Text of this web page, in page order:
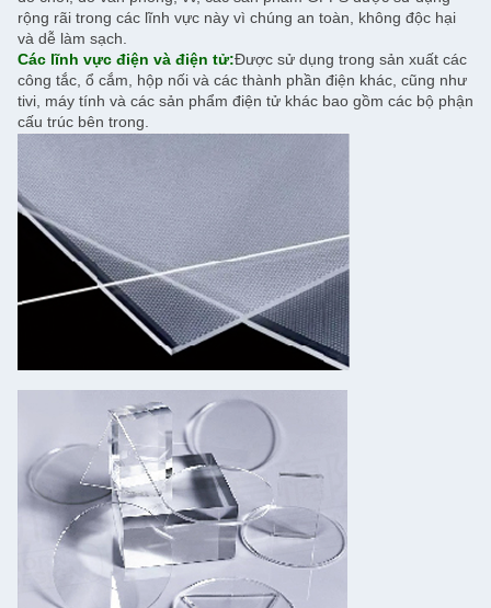
rộng rãi trong các lĩnh vực này vì chúng an toàn, không độc hại
và dễ làm sạch.
Các lĩnh vực điện và điện tử:Được sử dụng trong sản xuất các
công tắc, ổ cắm, hộp nối và các thành phần điện khác, cũng như
tivi, máy tính và các sản phẩm điện tử khác bao gồm các bộ phận
cấu trúc bên trong.